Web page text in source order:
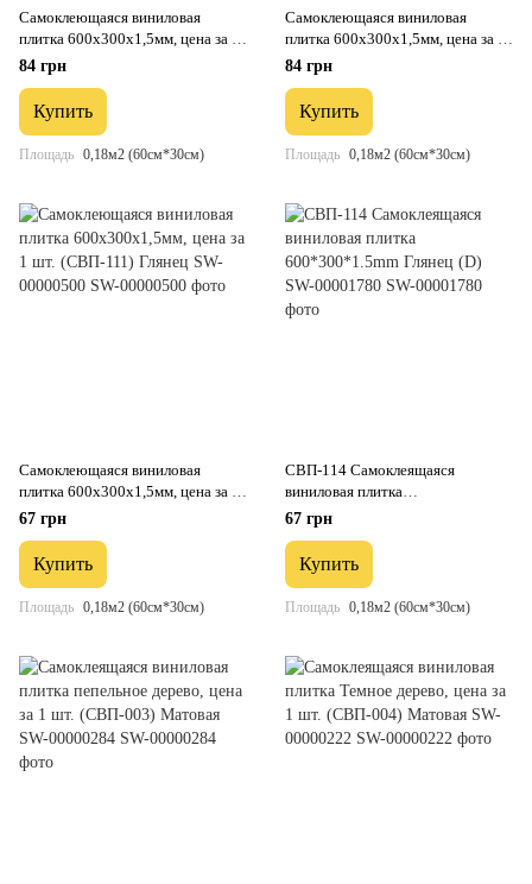
Самоклеющаяся виниловая
плитка 600х300х1,5мм, цена за 1
шт. (СВП-117) Глянец SW-
84 грн
Купить
Площадь 0,18м2 (60см*30см)
Самоклеющаяся виниловая
плитка 600х300х1,5мм, цена за 1
шт. (СВП-112) Глянец SW-
84 грн
Купить
Площадь 0,18м2 (60см*30см)
Самоклеющаяся виниловая
плитка 600х300х1,5мм, цена за 1
шт. (СВП-111) Глянец SW-
67 грн
Купить
Площадь 0,18м2 (60см*30см)
СВП-114 Самоклеящаяся
виниловая плитка
600*300*1.5mm Глянец (D) SW-
67 грн
Купить
Площадь 0,18м2 (60см*30см)